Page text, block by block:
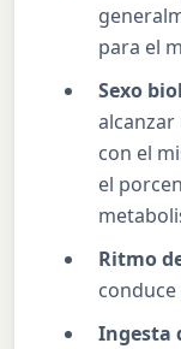
para el
Sexo
alcanzar
con el
el
Ritmo
conduce
Ingesta